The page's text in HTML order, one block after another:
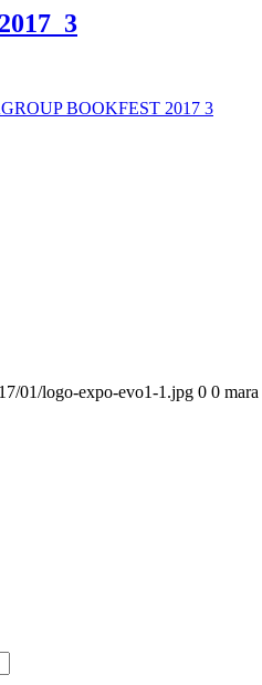
01/logo-expo-evo1-1.jpg 0 0 mara